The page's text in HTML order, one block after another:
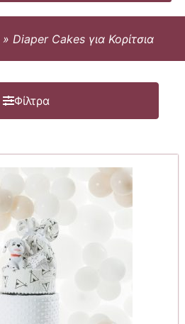
» Diaper Cakes για Κορίτσια
Φίλτρα